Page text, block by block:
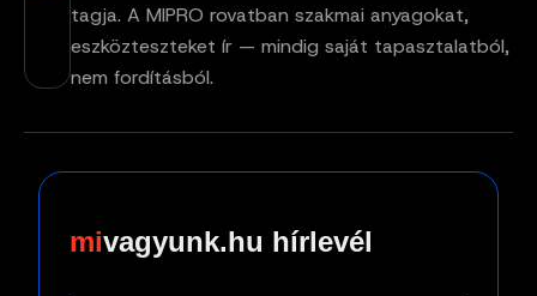
tagja. A MIPRO rovatban szakmai anyagokat,
eszközteszteket ír — mindig saját tapasztalatból,
nem fordításból.
vagyunk.hu hírlevél